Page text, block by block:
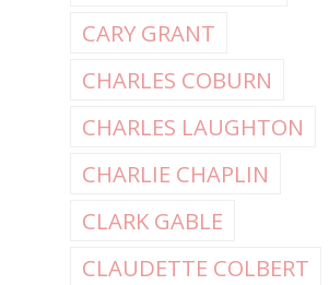
CARY GRANT
CHARLES COBURN
CHARLES LAUGHTON
CHARLIE CHAPLIN
CLARK GABLE
CLAUDETTE COLBERT